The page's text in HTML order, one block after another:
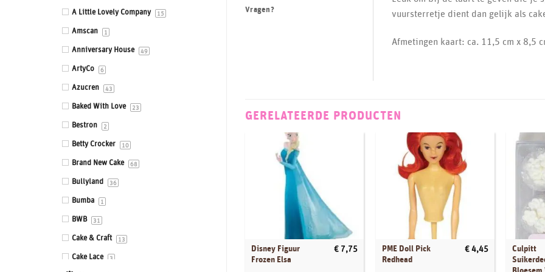
Eetbare prints
Fondant, Icing & Marsepein
Gepersonaliseerde Taarttoppers
Gereedschappen & Materialen
Icing
Impressie en Embossing matten &
stempels
Ingrediënten
Isomalt
Kleurstoffen
Siliconen mallen
Smaakstoffen
Standaards
Stencils
Sugar Press
A Little Lovely Company 15
Amscan 1
Anniversary House 49
ArtyCo 6
Azucren 43
Baked With Love 23
Bestron 2
Betty Crocker 10
Brand New Cake 68
Bullyland 36
Bumba 1
BWB 31
Cake & Craft 13
Cake Lace 3
Vragen?
vuursterretje dient dan gelijk als
Afmetingen kaart: ca. 11,5 cm x 8,5
GERELATEERDE PRODUCTEN
Disney Figuur
Frozen Elsa
€7,75
PME Doll Pick
Redhead
€4,45
Culpitt